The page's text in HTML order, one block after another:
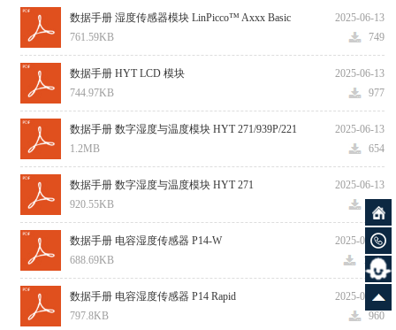
2025-06-13
数据手册 湿度传感器模块 LinPicco™ Axxx Basic
749
761.59KB
2025-06-13
数据手册 HYT LCD 模块
977
744.97KB
2025-06-13
数据手册 数字湿度与温度模块 HYT 271/939P/221
654
1.2MB
2025-06-13
数据手册 数字湿度与温度模块 HYT 271
844
920.55KB
2025-06-13
数据手册 电容湿度传感器 P14-W
1030
688.69KB
2025-06-13
数据手册 电容湿度传感器 P14 Rapid
960
797.8KB